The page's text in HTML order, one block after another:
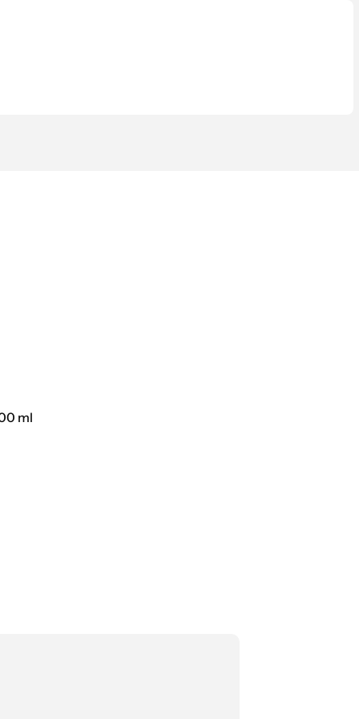
ml